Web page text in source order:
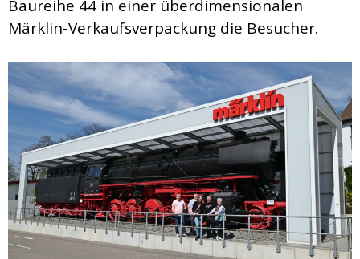
Baureihe 44 in einer überdimensionalen
Märklin-Verkaufsverpackung die Besucher.